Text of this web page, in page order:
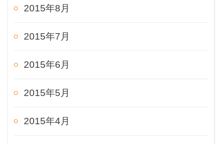
2015年8月
2015年7月
2015年6月
2015年5月
2015年4月